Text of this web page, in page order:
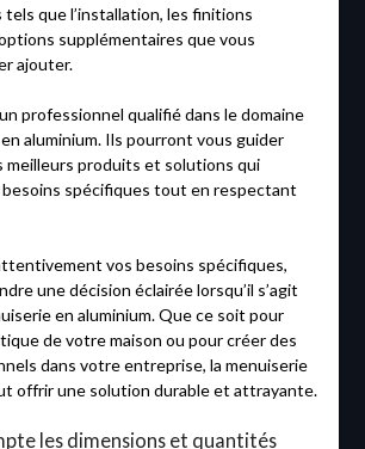
que l’installation, les finitions
supplémentaires que vous
ajouter.
professionnel qualifié dans le domaine
aluminium. Ils pourront vous guider
meilleurs produits et solutions qui
spécifiques tout en respectant
vos besoins spécifiques,
une décision éclairée lorsqu’il s’agit
en aluminium. Que ce soit pour
de votre maison ou pour créer des
dans votre entreprise, la menuiserie
offrir une solution durable et attrayante.
les dimensions et quantités